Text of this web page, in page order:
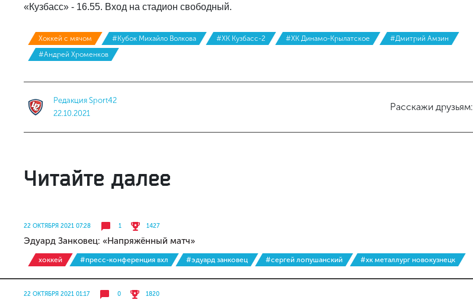
«Кузбасс» - 16.55. Вход на стадион свободный.
Хоккей с мячом #Кубок Михайло Волкова #ХК Кузбасс-2 #ХК Динамо-Крылатское
#Дмитрий Амзин
#Андрей Хроменков
Редакция Sport42
22.10.2021
Расскажи друзьям:
Читайте далее
22 ОКТЯБРЯ 2021 07:28 1 1427
Эдуард Занковец: «Напряжённый матч»
хоккей #пресс-конференция вхл #эдуард занковец #сергей лопушанский #хк металлург новокузнецк
22 ОКТЯБРЯ 2021 01:17 0 1820